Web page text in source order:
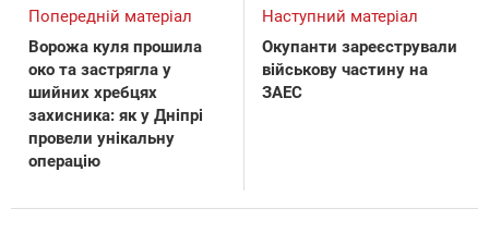
Попередній матеріал
Ворожа куля прошила
око та застрягла у
шийних хребцях
захисника: як у Дніпрі
провели унікальну
операцію
Наступний матеріал
Окупанти зареєстрували
військову частину на
ЗАЕС